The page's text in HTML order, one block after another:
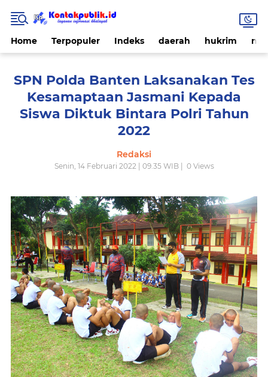
Home Terpopuler Indeks daerah hukrim
SPN Polda Banten Laksanakan Tes
Kesamaptaan Jasmani Kepada
Siswa Diktuk Bintara Polri Tahun
2022
Redaksi
Senin, 14 Februari 2022 | 09.35 WIB | 0Views